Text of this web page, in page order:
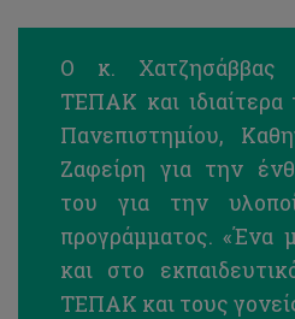
Ο κ. Χατζησάββας
ΤΕΠΑΚ και
Πανεπιστημίου,
Ζαφείρη για την
του για την
προγράμματος. «Ένα
και στο
ΤΕΠΑΚ και τους